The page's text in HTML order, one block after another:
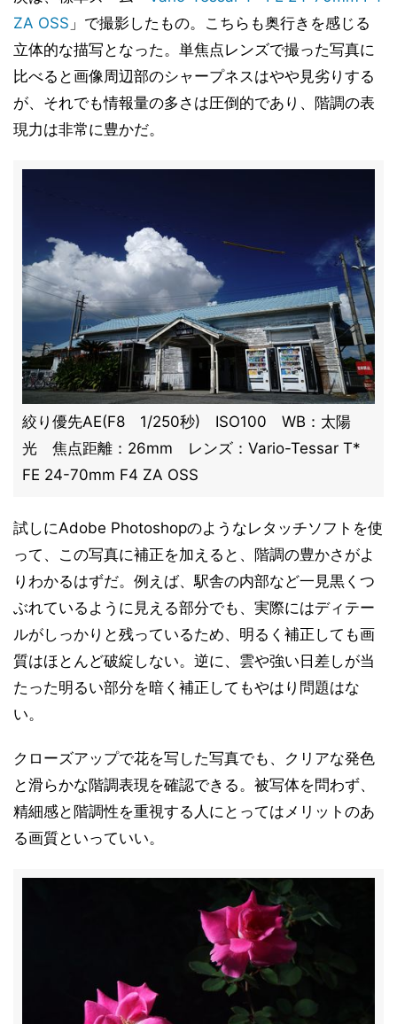
ZA OSS 」で撮影したもの。こちらも奥行きを感じる
立体的な描写となった。単焦点レンズで撮った写真に
比べると画像周辺部のシャープネスはやや見劣りする
が、それでも情報量の多さは圧倒的であり、階調の表
現力は非常に豊かだ。
絞り優先AE(F8 1/250秒) ISO100 WB：太陽
光 焦点距離：26mm レンズ：Vario-Tessar T*
FE 24-70mm F4 ZA OSS
試しにAdobe Photoshopのようなレタッチソフトを使
って、この写真に補正を加えると、階調の豊かさがよ
りわかるはずだ。例えば、駅舎の内部など一見黒くつ
ぶれているように見える部分でも、実際にはディテー
ルがしっかりと残っているため、明るく補正しても画
質はほとんど破綻しない。逆に、雲や強い日差しが当
たった明るい部分を暗く補正してもやはり問題はな
い。
クローズアップで花を写した写真でも、クリアな発色
と滑らかな階調表現を確認できる。被写体を問わず、
精細感と階調性を重視する人にとってはメリットのあ
る画質といっていい。